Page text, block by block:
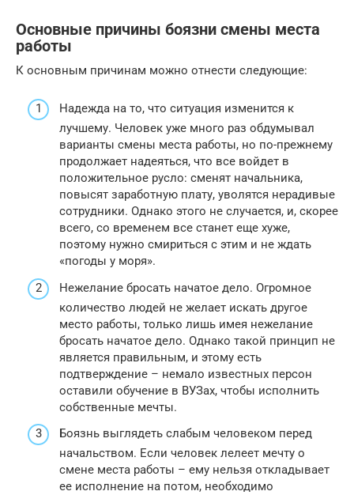
Основные причины боязни смены места
работы
К основным причинам можно отнести следующие:
Надежда на то, что ситуация изменится к
лучшему. Человек уже много раз обдумывал
варианты смены места работы, но по-прежнему
продолжает надеяться, что все войдет в
положительное русло: сменят начальника,
повысят заработную плату, уволятся нерадивые
сотрудники. Однако этого не случается, и, скорее
всего, со временем все станет еще хуже,
поэтому нужно смириться с этим и не ждать
«погоды у моря».
Нежелание бросать начатое дело. Огромное
количество людей не желает искать другое
место работы, только лишь имея нежелание
бросать начатое дело. Однако такой принцип не
является правильным, и этому есть
подтверждение – немало известных персон
оставили обучение в ВУЗах, чтобы исполнить
собственные мечты.
Боязнь выглядеть слабым человеком перед
начальством. Если человек лелеет мечту о
смене места работы – ему нельзя откладывает
ее исполнение на потом, необходимо